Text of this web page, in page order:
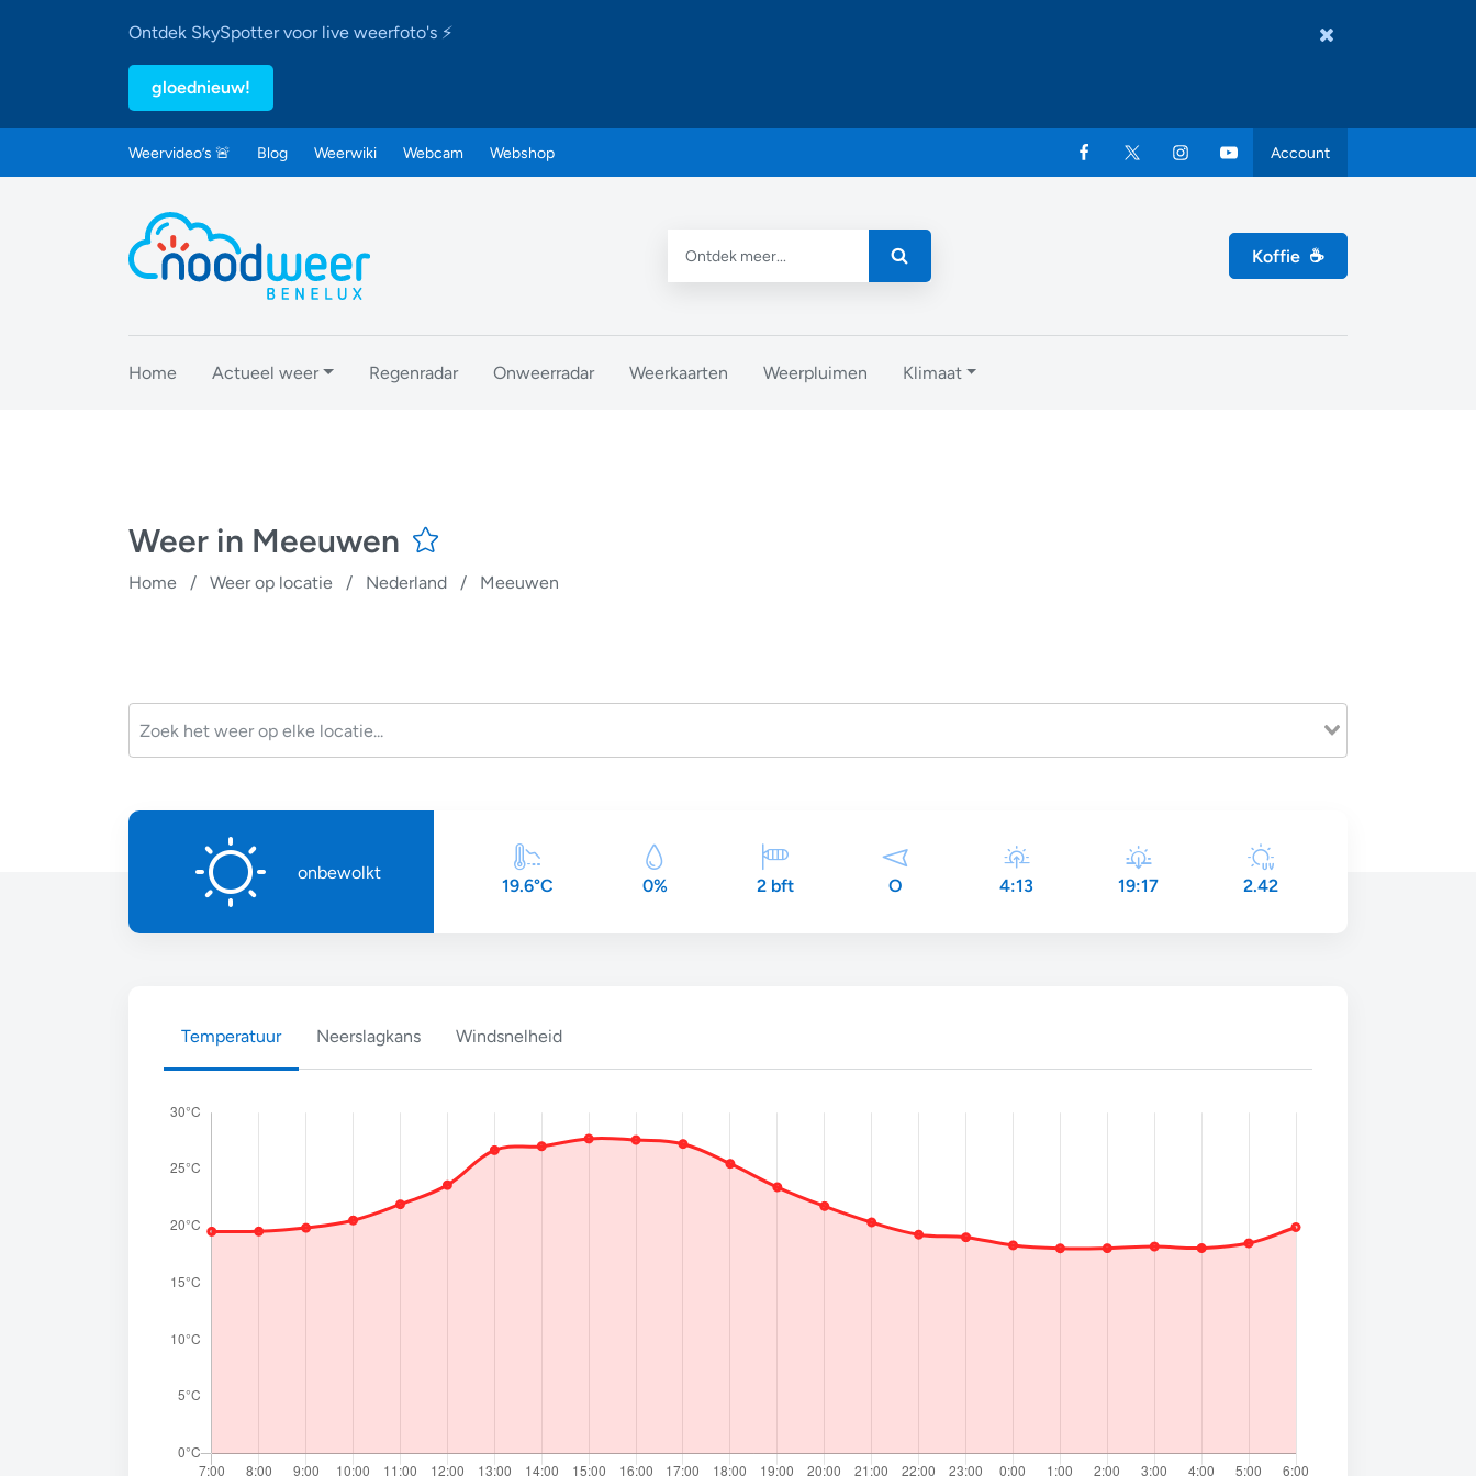
Ontdek SkySpotter voor live weerfoto's ⚡
gloednieuw!
Weervideo’s 🚨 Blog Weerwiki Webcam Webshop Account
Koffie ☕
Home Actueel weer Regenradar Onweerradar Weerkaarten Weerpluimen Klimaat
Weer in Meeuwen
Home / Weer op locatie / Nederland / Meeuwen
onbewolkt
19.6°C 0% 2 bft O 4:13 19:17 2.42
Temperatuur Neerslagkans Windsnelheid